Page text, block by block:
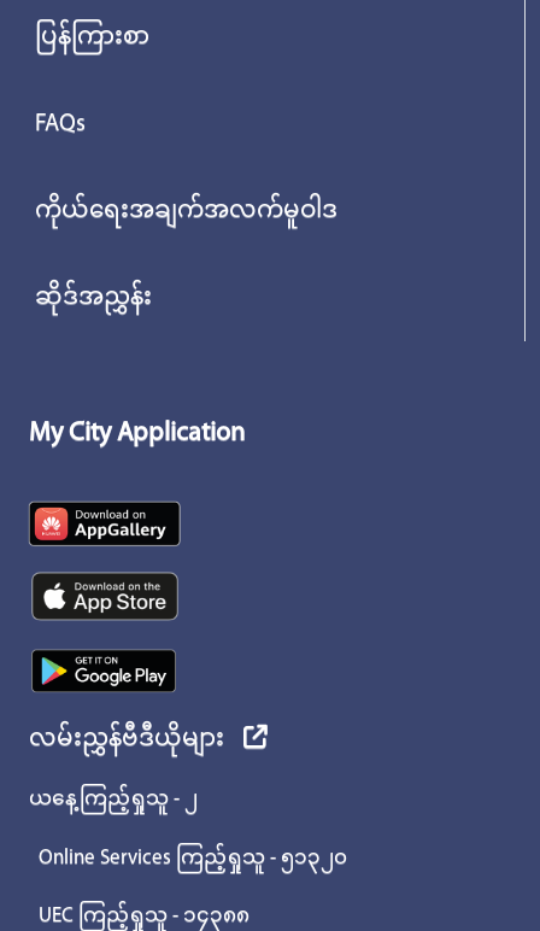
ပြန်ကြားစာ
FAQs
ကိုယ်ရေးအချက်အလက်မူဝါဒ
ဆိုဒ်အညွှန်း
My City Application
လမ်းညွှန်ဗီဒီယိုများ
ယနေ့ကြည့်ရှုသူ - ၂
Online Services ကြည့်ရှုသူ - ၅၁၃၂၀
UEC ကြည့်ရှုသူ - ၁၄၃၈၈